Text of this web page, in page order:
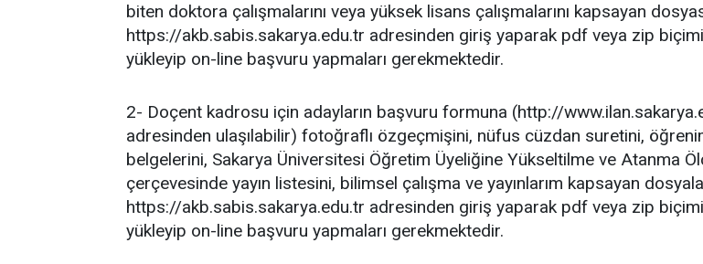
biten doktora çalışmalarını veya yüksek lisans çalışmalarını kapsayan
https://akb.sabis.sakarya.edu.tr adresinden giriş yaparak pdf veya zip
yükleyip on-line başvuru yapmaları gerekmektedir.
2- Doçent kadrosu için adayların başvuru formuna (http://
adresinden ulaşılabilir) fotoğraflı özgeçmişini, nüfus cüzdan suretini,
belgelerini, Sakarya Üniversitesi Öğretim Üyeliğine Yükseltilme ve Atanma
çerçevesinde yayın listesini, bilimsel çalışma ve yayınlarım kapsayan
https://akb.sabis.sakarya.edu.tr adresinden giriş yaparak pdf veya zip
yükleyip on-line başvuru yapmaları gerekmektedir.